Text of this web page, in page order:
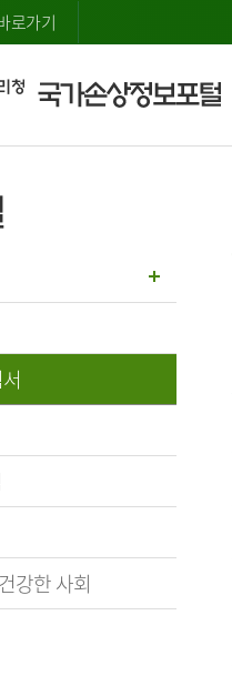
로가기
강한 사회